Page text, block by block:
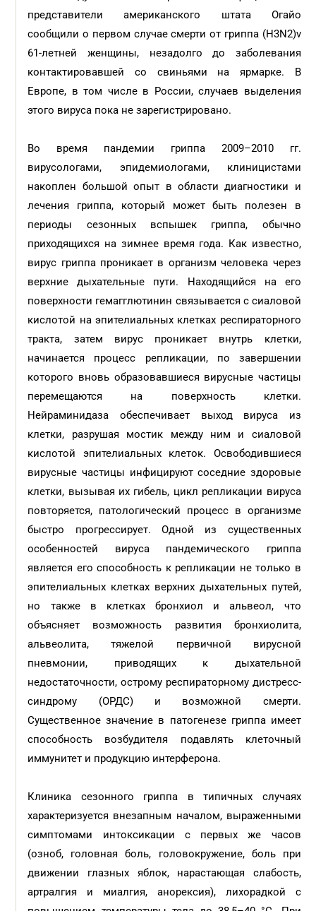
представители американского штата Огайо
сообщили о первом случае смерти от гриппа (H3N2)v
61-летней женщины, незадолго до заболевания
контактировавшей со свиньями на ярмарке. В
Европе, в том числе в России, случаев выделения
этого вируса пока не зарегистрировано.
Во время пандемии гриппа 2009–2010 гг.
вирусологами, эпидемиологами, клиницистами
накоплен большой опыт в области диагностики и
лечения гриппа, который может быть полезен в
периоды сезонных вспышек гриппа, обычно
приходящихся на зимнее время года. Как известно,
вирус гриппа проникает в организм человека через
верхние дыхательные пути. Находящийся на его
поверхности гемагглютинин связывается с сиаловой
кислотой на эпителиальных клетках респираторного
тракта, затем вирус проникает внутрь клетки,
начинается процесс репликации, по завершении
которого вновь образовавшиеся вирусные частицы
перемещаются на поверхность клетки.
Нейраминидаза обеспечивает выход вируса из
клетки, разрушая мостик между ним и сиаловой
кислотой эпителиальных клеток. Освободившиеся
вирусные частицы инфицируют соседние здоровые
клетки, вызывая их гибель, цикл репликации вируса
повторяется, патологический процесс в организме
быстро прогрессирует. Одной из существенных
особенностей вируса пандемического гриппа
является его способность к репликации не только в
эпителиальных клетках верхних дыхательных путей,
но также в клетках бронхиол и альвеол, что
объясняет возможность развития бронхиолита,
альвеолита, тяжелой первичной вирусной
пневмонии, приводящих к дыхательной
недостаточности, острому респираторному дистресс-
синдрому (ОРДС) и возможной смерти.
Существенное значение в патогенезе гриппа имеет
способность возбудителя подавлять клеточный
иммунитет и продукцию интерферона.
Клиника сезонного гриппа в типичных случаях
характеризуется внезапным началом, выраженными
симптомами интоксикации с первых же часов
(озноб, головная боль, головокружение, боль при
движении глазных яблок, нарастающая слабость,
артралгия и миалгия, анорексия), лихорадкой с